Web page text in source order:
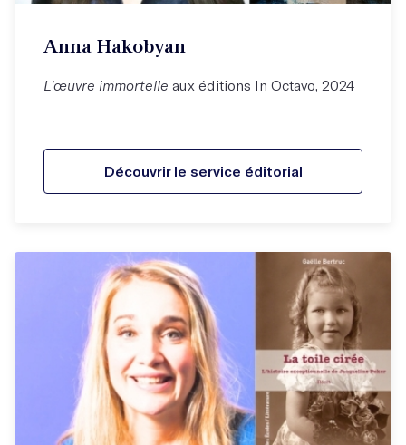
Anna Hakobyan
L'œuvre immortelle aux éditions In Octavo, 2024
Découvrir le service éditorial